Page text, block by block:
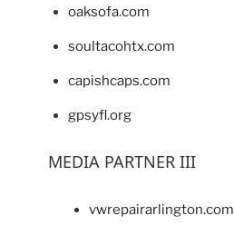
oaksofa.com
soultacohtx.com
capishcaps.com
gpsyfl.org
MEDIA PARTNER III
vwrepairarlington.com